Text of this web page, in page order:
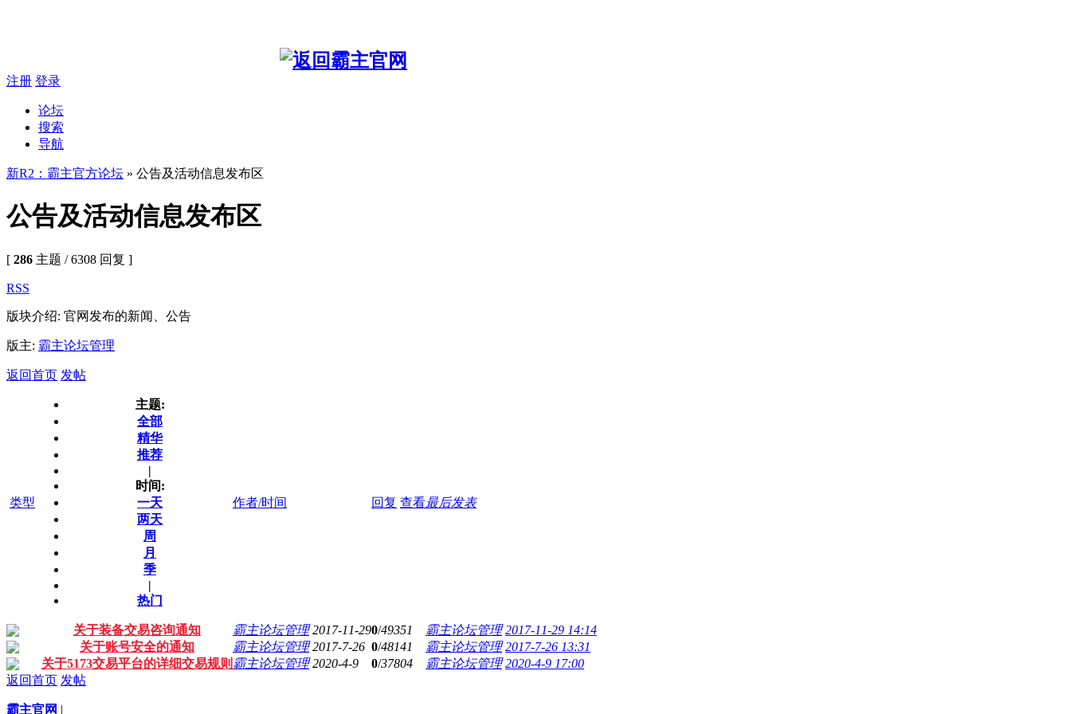
注册 登录
论坛
搜索
导航
新R2：霸主官方论坛 » 公告及活动信息发布区
公告及活动信息发布区
[ 286 主题 / 6308 回复 ]
RSS
版块介绍: 官网发布的新闻、公告
版主: 霸主论坛管理
返回首页 发帖
类型
主题:
全部
精华
推荐
|
时间:
一天
两天
周
月
季
|
热门
作者/时间 回复 查看最后发表
关于装备交易咨询通知 霸主论坛管理 2017-11-290/49351 霸主论坛管理 2017-11-29 14:14
关于账号安全的通知
霸主论坛管理 2017-7-26 0/48141 霸主论坛管理 2017-7-26 13:31
关于5173交易平台的详细交易规则 霸主论坛管理 2020-4-9 0/37804 霸主论坛管理 2020-4-9 17:00
返回首页 发帖
霸主官网 |